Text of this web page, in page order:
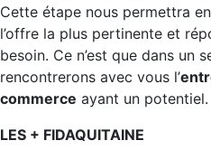
Cette étape nous permettra
l’offre la plus pertinente et
besoin. Ce n’est que dans un
rencontrerons avec vous l’
commerce ayant un potentiel.
LES + FIDAQUITAINE